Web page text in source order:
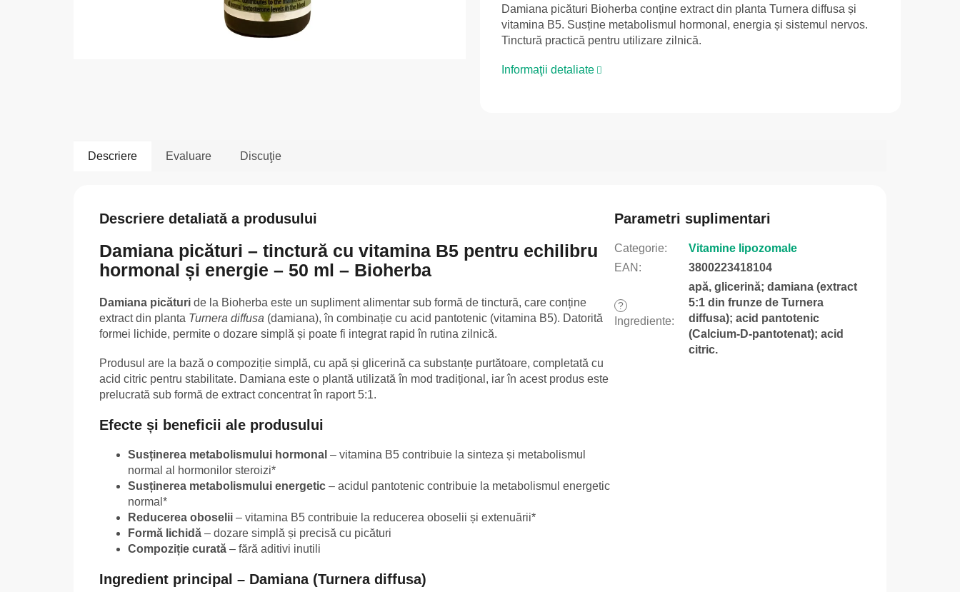
Damiana picături Bioherba conține extract din planta Turnera diffusa și
vitamina B5. Susține metabolismul hormonal, energia și sistemul nervos.
Tinctură practică pentru utilizare zilnică.
Informaţii detaliate
Descriere Evaluare Discuţie
Descriere detaliată a produsului
Damiana picături – tinctură cu vitamina B5 pentru echilibru
hormonal și energie – 50 ml – Bioherba
Damiana picături de la Bioherba este un supliment alimentar sub formă de tinctură, care conține
extract din planta Turnera diffusa (damiana), în combinație cu acid pantotenic (vitamina B5). Datorită
formei lichide, permite o dozare simplă și poate fi integrat rapid în rutina zilnică.
Produsul are la bază o compoziție simplă, cu apă și glicerină ca substanțe purtătoare, completată cu
acid citric pentru stabilitate. Damiana este o plantă utilizată în mod tradițional, iar în acest produs este
prelucrată sub formă de extract concentrat în raport 5:1.
Efecte și beneficii ale produsului
Susținerea metabolismului hormonal – vitamina B5 contribuie la sinteza și metabolismul
normal al hormonilor steroizi*
Susținerea metabolismului energetic – acidul pantotenic contribuie la metabolismul energetic
normal*
Reducerea oboselii – vitamina B5 contribuie la reducerea oboselii și extenuării*
Formă lichidă – dozare simplă și precisă cu picături
Compoziție curată – fără aditivi inutili
Ingredient principal – Damiana (Turnera diffusa)
Parametri suplimentari
Categorie:
Vitamine lipozomale
EAN : 3800223418104
?
Ingrediente:
apă, glicerină; damiana (extract
5:1 din frunze de Turnera
diffusa); acid pantotenic
(Calcium-D-pantotenat); acid
citric.